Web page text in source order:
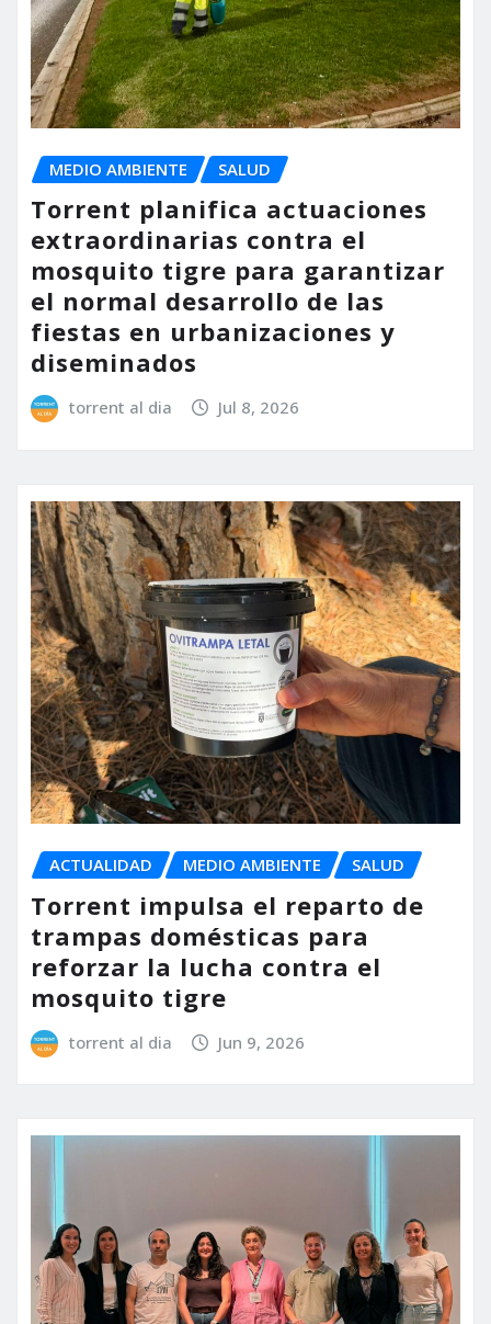
MEDIO AMBIENTE SALUD
Torrent planifica actuaciones
extraordinarias contra el
mosquito tigre para garantizar
el normal desarrollo de las
fiestas en urbanizaciones y
diseminados
torrent al dia Jul 8, 2026
ACTUALIDAD MEDIO AMBIENTE SALUD
Torrent impulsa el reparto de
trampas domésticas para
reforzar la lucha contra el
mosquito tigre
torrent al dia Jun 9, 2026